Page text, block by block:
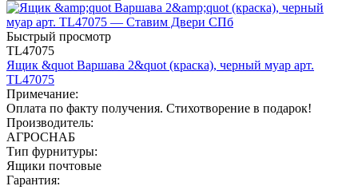
Быстрый просмотр
TL47075
Ящик &quot Варшава 2&quot (краска), черный муар арт.
TL47075
Примечание:
Оплата по факту получения. Стихотворение в подарок!
Производитель:
АГРОСНАБ
Тип фурнитуры:
Ящики почтовые
Гарантия: